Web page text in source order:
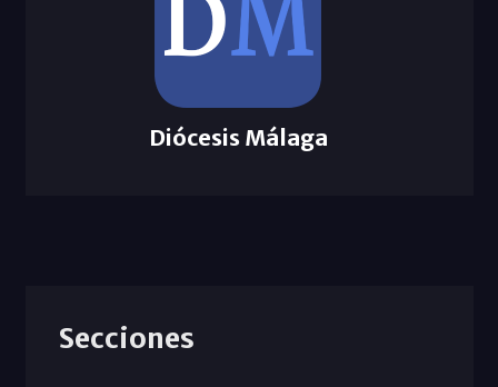
Diócesis Málaga
Secciones